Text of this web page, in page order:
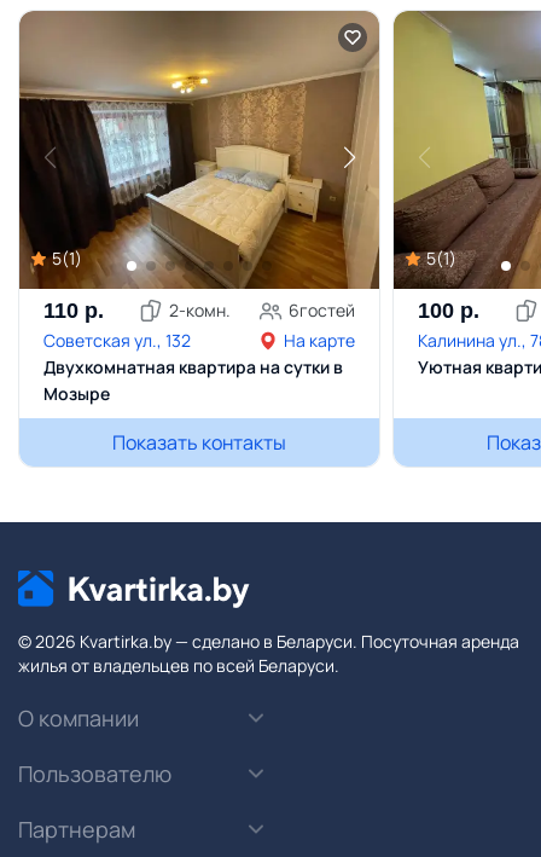
5(1)
110 р. 2-комн. 6гостей
Советская ул., 132
На карте
Двухкомнатная квартира на сутки в
Мозыре
Показать контакты
5(1)
100 р.
Калинина ул.,
Уютная
© 2026 Kvartirka.by — сделано в Беларуси. Посуточная аренда
жилья от владельцев по всей Беларуси.
О компании
Пользователю
Партнерам